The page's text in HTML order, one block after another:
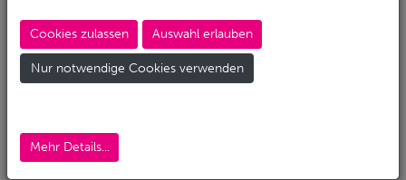
Unser OWD Kurs in Kleingruppe gibt Dir die
Flexibilität, Deine Termine mit auszuwählen.
Er findet in einer Gruppe von min 3 Teilnehmern
Dein Kurs besteht aus 3 Modulen: Theorie,
Poolausbildung und den Tauchgängen im See.
Cookies zulassen Auswahl erlauben
Nur notwendige Cookies verwenden
Mehr Details...